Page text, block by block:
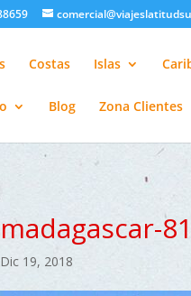
Costas Islas
Blog Zona Clientes
madagascar-
Dic 19, 2018